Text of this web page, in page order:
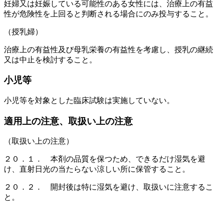
妊婦又は妊娠している可能性のある女性には、治療上の有益
性が危険性を上回ると判断される場合にのみ投与すること。
（授乳婦）
治療上の有益性及び母乳栄養の有益性を考慮し、授乳の継続
又は中止を検討すること。
小児等
小児等を対象とした臨床試験は実施していない。
適用上の注意、取扱い上の注意
（取扱い上の注意）
２０．１． 本剤の品質を保つため、できるだけ湿気を避
け、直射日光の当たらない涼しい所に保管すること。
２０．２． 開封後は特に湿気を避け、取扱いに注意するこ
と。